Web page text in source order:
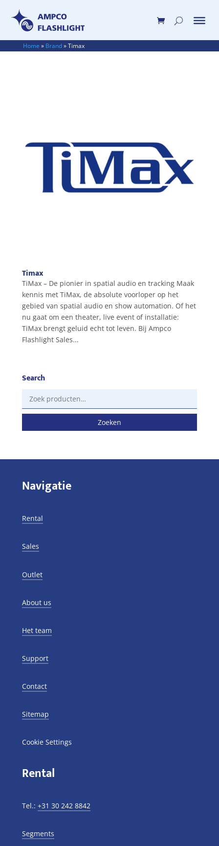
Home » Brand»Timax
Timax
TiMax – De pionier in spatial audio en tracking Maak
kennis met TiMax, de absolute voorloper op het
gebied van spatial audio en show automation. Of het
nu gaat om een theater, live event of installatie:
TiMax brengt geluid echt tot leven. Bij Ampco
Flashlight Sales...
Search
naar:
Zoeken
Navigatie
Rental
Sales
Outlet
About us
Het team
Support
Contact
Sitemap
Cookie Settings
Rental
Tel.: +31 30 242 8842
Segments